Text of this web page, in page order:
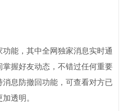
能，其中全网独家消息实时通
握好友动态，不错过任何重要
息防撤回功能，可查看对方已
透明。